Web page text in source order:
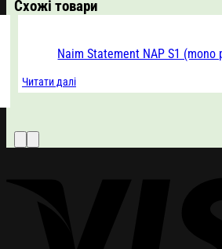
Схожі товари
Naim Statement NAP S1 (mono
Читати далі